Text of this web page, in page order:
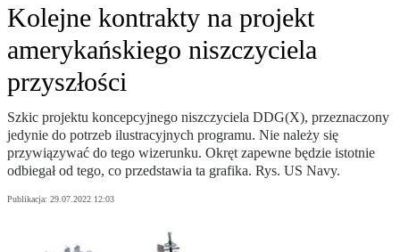
Kolejne kontrakty na projekt
amerykańskiego niszczyciela
przyszłości
Szkic projektu koncepcyjnego niszczyciela DDG(X), przeznaczony
jedynie do potrzeb ilustracyjnych programu. Nie należy się
przywiązywać do tego wizerunku. Okręt zapewne będzie istotnie
odbiegał od tego, co przedstawia ta grafika. Rys. US Navy.
Publikacja: 29.07.2022 12:03